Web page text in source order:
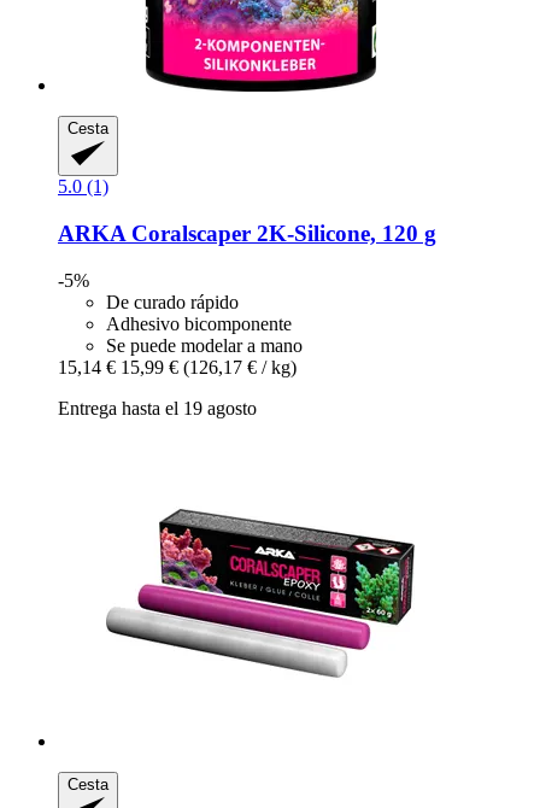
Cesta
5.0 (1)
ARKA Coralscaper 2K-​Silicone, 120 g
-5%
De curado rápido
Adhesivo bicomponente
Se puede modelar a mano
15,14 € 15,99 € (126,17 € / kg)
Entrega hasta el 19 agosto
Cesta